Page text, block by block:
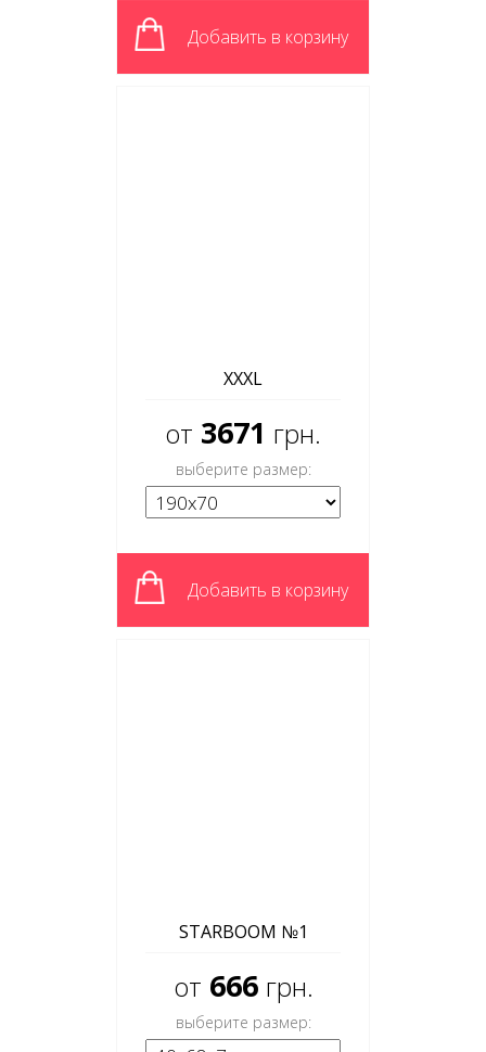
Добавить в корзину
XXXL
от 3671 грн.
выберите размер:
Добавить в корзину
STARBOOM №1
от 666 грн.
выберите размер: